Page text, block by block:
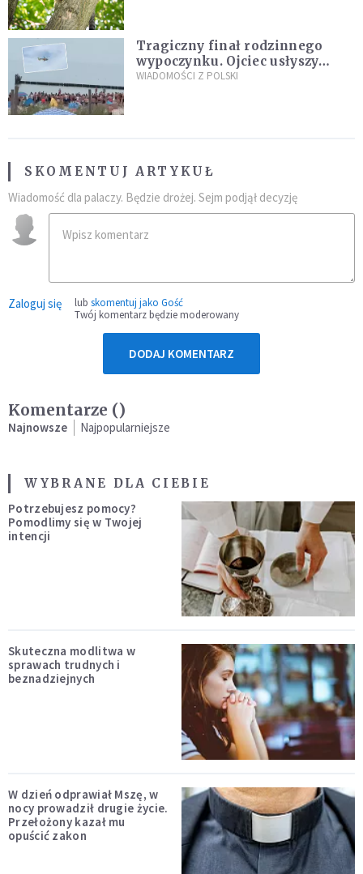
Tragiczny finał rodzinnego
wypoczynku. Ojciec usłyszy
zarzuty
WIADOMOŚCI Z POLSKI
SKOMENTUJ ARTYKUŁ
Wiadomość dla palaczy. Będzie drożej. Sejm podjął decyzję
Zaloguj się lub skomentuj jako Gość
Twój komentarz będzie moderowany
DODAJ KOMENTARZ
Komentarze ()
Najnowsze Najpopularniejsze
WYBRANE DLA CIEBIE
Potrzebujesz pomocy?
Pomodlimy się w Twojej
intencji
Skuteczna modlitwa w
sprawach trudnych i
beznadziejnych
W dzień odprawiał Mszę, w
nocy prowadził drugie życie.
Przełożony kazał mu
opuścić zakon